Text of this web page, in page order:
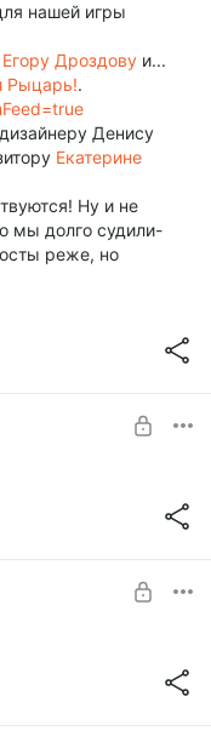
нашей игры
Егору Дроздову и...
Рыцарь!.
Денису
Екатерине
Ну и не
мы долго судили-
реже, но